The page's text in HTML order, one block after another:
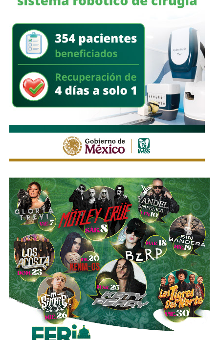
Con esta iniciativa se busca establecer que comete el
delito de incumplimiento de las obligaciones de
asistencia familiar quien se coloque intencionalmente en
estado de insolvencia con el propósito de eludir el
cumplimiento de las obligaciones alimentarias
establecidas por la ley.
La legislación establecerá que, salvo prueba en contrario,
se presumirá dicha intención cuando el deudor, sin causa
goce de sueldo, cuando este constituya su único o
principal medio para obtener ingresos.
Asimismo, se establecen sanciones para quienes, durante
un proceso judicial o existiendo una resolución firme,
enajenen intencionalmente de manera parcial o total sus
bienes con la finalidad de eludir obligaciones alimentarias.
De igual manera, se sancionará a quienes, teniendo
conocimiento de la existencia de una obligación
alimentaria o de un proceso judicial en curso, ayuden al
deudor a ocultar bienes, acepten figurar como titulares
aparentes de estos o realicen actos jurídicos simulados
con el propósito de evitar que se cumplan las